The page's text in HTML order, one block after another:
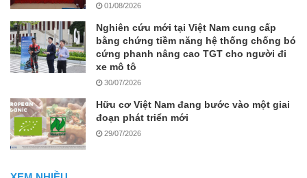
01/08/2026
Nghiên cứu mới tại Việt Nam cung cấp
bằng chứng tiềm năng hệ thống chống bó
cứng phanh nâng cao TGT cho người đi
xe mô tô
30/07/2026
Hữu cơ Việt Nam đang bước vào một giai
đoạn phát triển mới
29/07/2026